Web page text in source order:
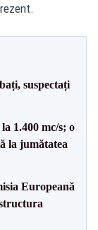
suspectați
1.400 mc/s; o
la jumătatea
Europeană